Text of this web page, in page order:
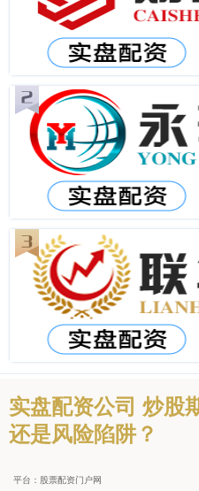
实盘配资公司 炒股
还是风险陷阱？
平台：股票配资门户网